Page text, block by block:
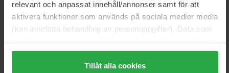
relevant och anpassat innehåll/annonser samt för att
aktivera funktioner som används på sociala medier media
(kan innefatta behandling av personuppgifter). Data som
trycka på "Tillåt alla cookies" accepterar du alla cookies,
medan du under "Detaljer" kan anpassa användningen av
Tillåt alla cookies
Størrelse: 150 ml